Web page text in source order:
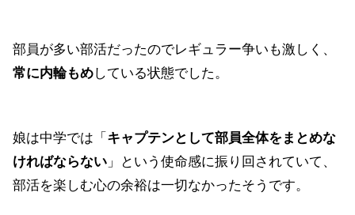
部員が多い部活だったのでレギュラー争いも激しく、
常に内輪もめしている状態でした。
娘は中学では「 キャプテンとして部員全体をまとめな
ければならない 」という使命感に振り回されていて、
部活を楽しむ心の余裕は一切なかったそうです。